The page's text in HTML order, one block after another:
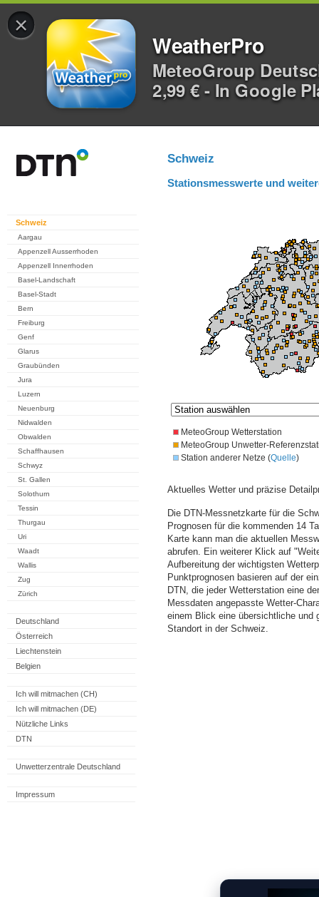
×
WeatherPro
MeteoGroup
2,99 € - In Google
Schweiz
Aargau
Appenzell Ausserrhoden
Appenzell Innerrhoden
Basel-Landschaft
Basel-Stadt
Bern
Freiburg
Genf
Glarus
Graubünden
Jura
Luzern
Neuenburg
Nidwalden
Obwalden
Schaffhausen
Schwyz
St. Gallen
Solothurn
Tessin
Thurgau
Uri
Waadt
Wallis
Zug
Zürich
Deutschland
Österreich
Liechtenstein
Belgien
Ich will mitmachen (CH)
Ich will mitmachen (DE)
Nützliche Links
DTN
Unwetterzentrale Deutschland
Impressum
Schweiz
Stationsmesswerte und
MeteoGroup Wetterstation
MeteoGroup Unwetter-
Station anderer Netze (Quelle)
Aktuelles Wetter und präzise
Die DTN-Messnetzkarte für die
Prognosen für die kommenden 14
Karte kann man die aktuellen
abrufen. Ein weiterer Klick auf
Aufbereitung der wichtigsten
Punktprognosen basieren auf der
DTN, die jeder Wetterstation eine
Messdaten angepasste Wetter-
einem Blick eine übersichtliche und
Standort in der Schweiz.